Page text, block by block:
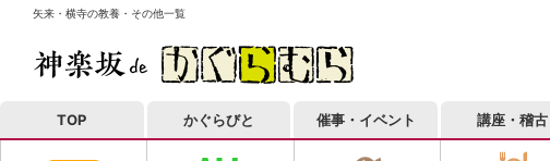
矢来・横寺の教養・その他一覧
TOP かぐらびと 催事・イベント 講座・稽古